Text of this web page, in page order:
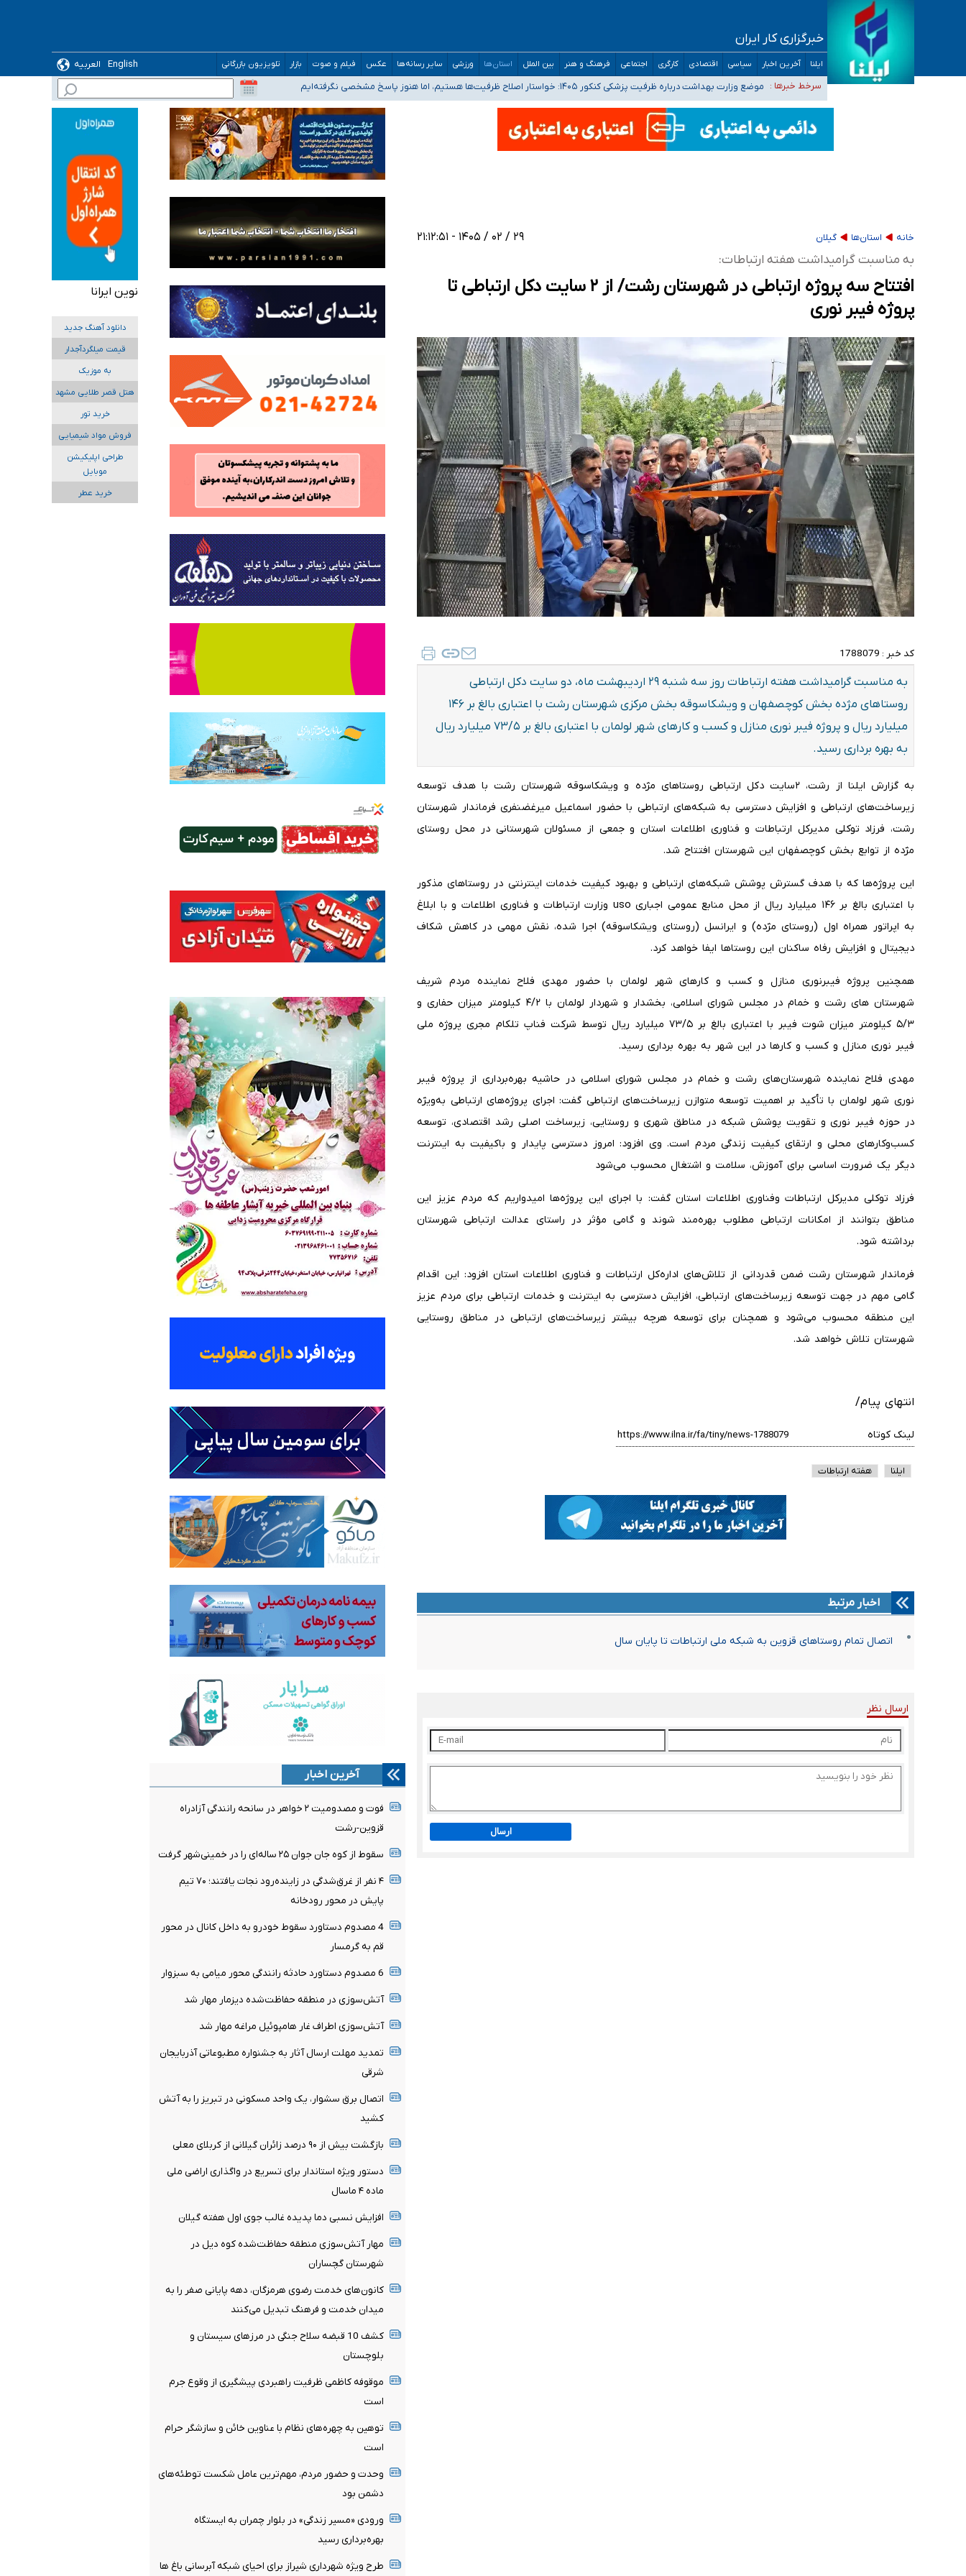
خبرگزاری کار ایران
ایلنا آخرین اخبار سیاسی اقتصادی کارگری اجتماعی فرهنگ و هنر بین الملل استان‌ها ورزشی سایر رسانه‌ها عکس فیلم و صوت بازار تلویزیون بازرگانی English
العربیه
سرخط خبرها :
۴۰ تا ۵۰ روز گرمای نسبی در پیش داریم/ دمای تهران به ۳۸ درجه می‌رسد
موضع وزارت بهداشت درباره ظرفیت پزشکی کنکور ۱۴۰۵: خواستار اصلاح ظرفیت‌ها هستیم، اما هنوز پاسخ مشخصی نگرفته‌ایم
تعویق آزمون ورودی دکترای تخصصی فرماندهی صحنه عملیات و دکترای تخصصی جغرافیای نظامی دافوس آجا
خبرنگاران راویان حقیقت با دغدغه نان، مسکن و بیمه
آخرین وضعیت شیوع عفونت‌های تنفسی در کشور/ خوزستان و کرمان بالاتر از آستانه هشدار
خانه استان‌ها گیلان ۲۹ / ۰۲ / ۱۴۰۵ - ۲۱:۱۲:۵۱
به مناسبت گرامیداشت هفته ارتباطات:
افتتاح سه پروژه ارتباطی در شهرستان رشت/ از ۲ سایت دکل ارتباطی تا
پروژه فیبر نوری
کد خبر : 1788079
به مناسبت گرامیداشت هفته ارتباطات روز سه شنبه ۲۹ اردیبهشت ماه، دو سایت دکل ارتباطی
روستاهای مژده بخش کوچصفهان و ویشکاسوقه بخش مرکزی شهرستان رشت با اعتباری بالغ بر ۱۴۶
میلیارد ریال و پروژه فیبر نوری منازل و کسب و کارهای شهر لولمان با اعتباری بالغ بر ۷۳/۵ میلیارد ریال
به بهره برداری رسید.
به گزارش ایلنا از رشت، ۲سایت دکل ارتباطی روستاهای مژده و ویشکاسوقه شهرستان رشت با هدف توسعه
زیرساخت‌های ارتباطی و افزایش دسترسی به شبکه‌های ارتباطی با حضور اسماعیل میرغضنفری فرماندار شهرستان
رشت، فرزاد توکلی مدیرکل ارتباطات و فناوری اطلاعات استان و جمعی از مسئولان شهرستانی در محل روستای
مژده از توابع بخش کوچصفهان این شهرستان افتتاح شد.
این پروژه‌ها که با هدف گسترش پوشش شبکه‌های ارتباطی و بهبود کیفیت خدمات اینترنتی در روستاهای مذکور
با اعتباری بالغ بر ۱۴۶ میلیارد ریال از محل منابع عمومی اجباری uso وزارت ارتباطات و فناوری اطلاعات و با ابلاغ
به اپراتور همراه اول (روستای مژده) و ایرانسل (روستای ویشکاسوقه) اجرا شده‌، نقش مهمی در کاهش شکاف
دیجیتال و افزایش رفاه ساکنان این روستاها ایفا خواهد کرد.
همچنین پروژه فیبرنوری منازل و کسب و کارهای شهر لولمان با حضور مهدی فلاح نماینده مردم شریف
شهرستان های رشت و خمام در مجلس شورای اسلامی، بخشدار و شهردار لولمان با ۴/۲ کیلومتر میزان حفاری و
۵/۳ کیلومتر میزان شوت فیبر با اعتباری بالغ بر ۷۳/۵ میلیارد ریال توسط شرکت فناپ تلکام مجری پروژه ملی
فیبر نوری منازل و کسب و کارها در این شهر به بهره برداری رسید.
مهدی فلاح نماینده شهرستان‌های رشت و خمام در مجلس شورای اسلامی در حاشیه بهره‌برداری از پروژه فیبر
نوری شهر لولمان با تأکید بر اهمیت توسعه متوازن زیرساخت‌های ارتباطی گفت: اجرای پروژه‌های ارتباطی به‌ویژه
در حوزه فیبر نوری و تقویت پوشش شبکه در مناطق شهری و روستایی، زیرساخت اصلی رشد اقتصادی، توسعه
کسب‌وکارهای محلی و ارتقای کیفیت زندگی مردم است. وی افزود: امروز دسترسی پایدار و باکیفیت به اینترنت
دیگر یک ضرورت اساسی برای آموزش، سلامت و اشتغال محسوب می‌شود
فرزاد توکلی مدیرکل ارتباطات وفناوری اطلاعات استان گفت: با اجرای این پروژه‌ها امیدواریم که مردم عزیز این
مناطق بتوانند از امکانات ارتباطی مطلوب بهره‌مند شوند و گامی مؤثر در راستای عدالت ارتباطی شهرستان
برداشته شود.
فرماندار شهرستان رشت ضمن قدردانی از تلاش‌های اداره‌کل ارتباطات و فناوری اطلاعات استان افزود: این اقدام
گامی مهم در جهت توسعه زیرساخت‌های ارتباطی، افزایش دسترسی به اینترنت و خدمات ارتباطی برای مردم عزیز
این منطقه محسوب می‌شود و همچنان برای توسعه هرچه بیشتر زیرساخت‌های ارتباطی در مناطق روستایی
شهرستان تلاش خواهد شد.
انتهای پیام/
لینک کوتاه
ایلنا هفته ارتباطات
اخبار مرتبط
اتصال تمام روستاهای قزوین به شبکه ملی ارتباطات تا پایان سال
ارسال نظر
ارسال
آخرین اخبار
فوت و مصدومیت ۲ خواهر در سانحه رانندگی آزادراه
قزوین-رشت
سقوط از کوه جان جوان ۲۵ ساله‌ای را در خمینی‌شهر گرفت
۴ نفر از غرق‌شدگی در زاینده‌رود نجات یافتند؛ ۷۰ تیم
پایش در محور رودخانه
4 مصدوم دستاورد سقوط خودرو به داخل کانال در محور
قم به گرمسار
6 مصدوم دستاورد حادثه رانندگی محور میامی به سبزوار
آتش‌سوزی در منطقه حفاظت‌شده دیزمار مهار شد
آتش‌سوزی اطراف غار هامپوئیل مراغه مهار شد
تمدید مهلت ارسال آثار به جشنواره مطبوعاتی آذربایجان
شرقی
اتصال برق سشوار، یک واحد مسکونی در تبریز را به آتش
کشید
بازگشت بیش از ۹۰ درصد زائران گیلانی از کربلای معلی
دستور ویژه استاندار برای تسریع در واگذاری اراضی ملی
ماده ۴ ماسال
افزایش نسبی دما پدیده غالب جوی اول هفته گیلان
مهار آتش‌سوزی منطقه حفاظت‌شده کوه دیل در
شهرستان گچساران
کانون‌های خدمت رضوی هرمزگان، دهه پایانی صفر را به
میدان خدمت و فرهنگ تبدیل می‌کنند
کشف 10 قبضه سلاح جنگی در مرزهای سیستان و
بلوچستان
موقوفه کاظمی ظرفیت راهبردی پیشگیری از وقوع جرم
است
توهین به چهره‌های نظام با عناوین خائن و سازشگر حرام
است
وحدت و حضور مردم، مهم‌ترین عامل شکست توطئه‌های
دشمن بود
ورودی «مسیر زندگی» در بلوار چمران به ایستگاه
بهره‌برداری رسید
طرح ویژه شهرداری شیراز برای احیای شبکه آبرسانی باغ ها
نوین ایرانا
دانلود آهنگ جدید
قیمت میلگردآجدار
به موزیک
هتل قصر طلایی مشهد
خرید تور
فروش مواد شیمیایی
طراحی اپلیکیشن
موبایل
خرید عطر